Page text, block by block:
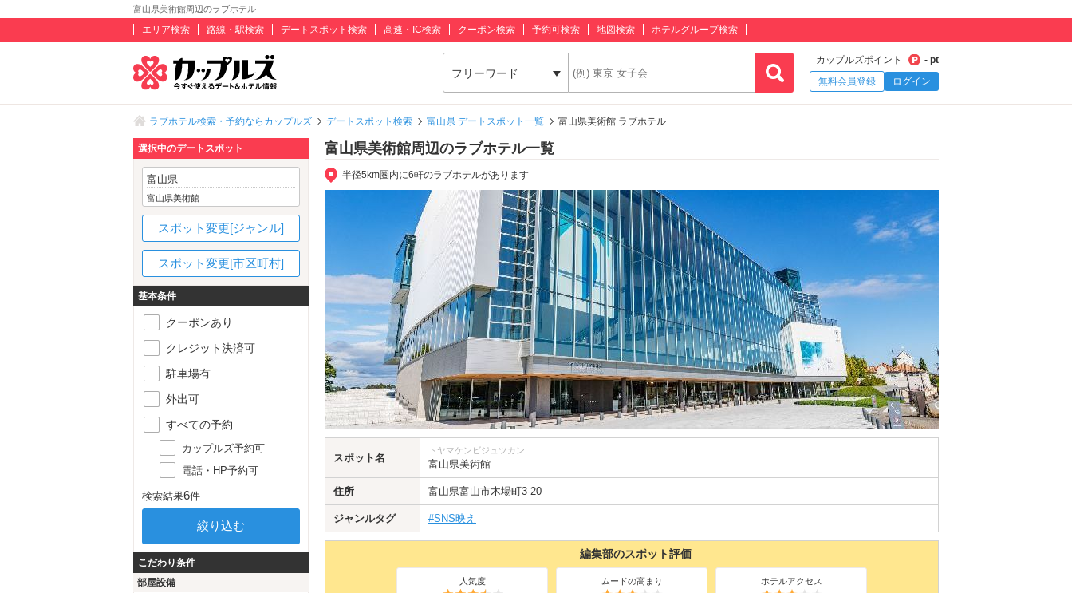
富山県美術館周辺のラブホテル
エリア検索 路線・駅検索 デートスポット検索 高速・IC検索 クーポン検索 予約可検索 地図検索 ホテルグループ検索
フリーワード
カップルズポイント
- pt
無料会員登録
ログイン
ラブホテル検索・予約ならカップルズ デートスポット検索 富山県 デートスポット一覧 富山県美術館 ラブホテル
富山県美術館周辺のラブホテル一覧
半径5km圏内に6軒のラブホテルがあります
スポット名
トヤマケンビジュツカン
富山県美術館
住所 富山県富山市木場町3-20
ジャンルタグ #SNS映え
編集部のスポット評価
人気度 ムードの高まり ホテルアクセス
選択中のデートスポット
富山県
富山県美術館
スポット変更[ジャンル]
スポット変更[市区町村]
基本条件
クーポンあり
クレジット決済可
駐車場有
外出可
すべての予約
カップルズ予約可
電話・HP予約可
検索結果6件
こだわり条件
部屋設備